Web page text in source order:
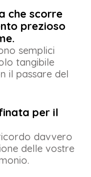
che scorre
prezioso
semplici
tangibile
il passare del
per il
davvero
delle vostre